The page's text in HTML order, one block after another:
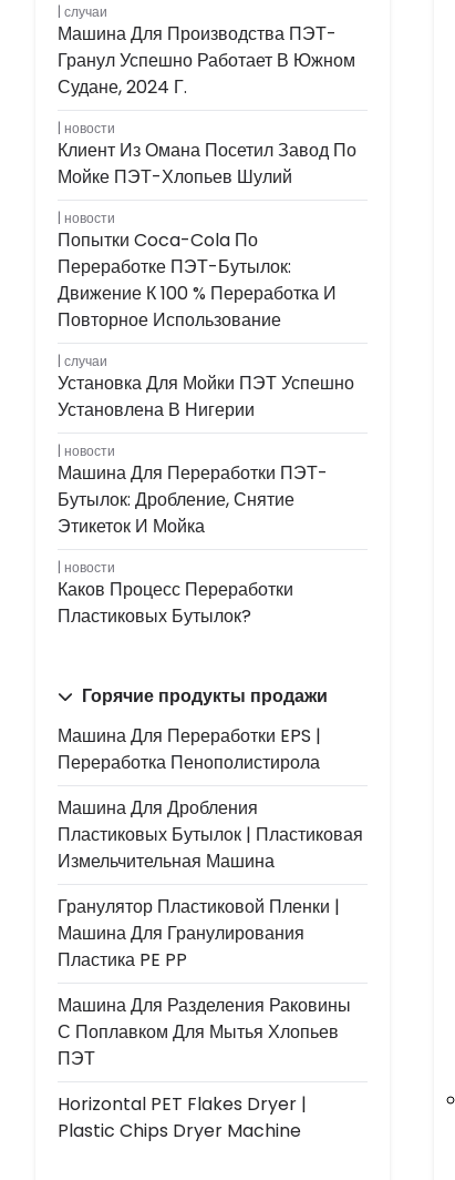
случаи
Машина Для Производства ПЭТ-
Гранул Успешно Работает В Южном
Судане, 2024 Г.
новости
Клиент Из Омана Посетил Завод По
Мойке ПЭТ-Хлопьев Шулий
новости
Попытки Coca-Cola По
Переработке ПЭТ-Бутылок:
Движение К 100 % Переработка И
Повторное Использование
случаи
Установка Для Мойки ПЭТ Успешно
Установлена ​​в Нигерии
новости
Машина Для Переработки ПЭТ-
Бутылок: Дробление, Снятие
Этикеток И Мойка
новости
Каков Процесс Переработки
Пластиковых Бутылок?
Горячие продукты продажи
Машина Для Переработки EPS |
Переработка Пенополистирола
Машина Для Дробления
Пластиковых Бутылок | Пластиковая
Измельчительная Машина
Гранулятор Пластиковой Пленки |
Машина Для Гранулирования
Пластика PE PP
Машина Для Разделения Раковины
С Поплавком Для Мытья Хлопьев
ПЭТ
Horizontal PET Flakes Dryer |
Plastic Chips Dryer Machine